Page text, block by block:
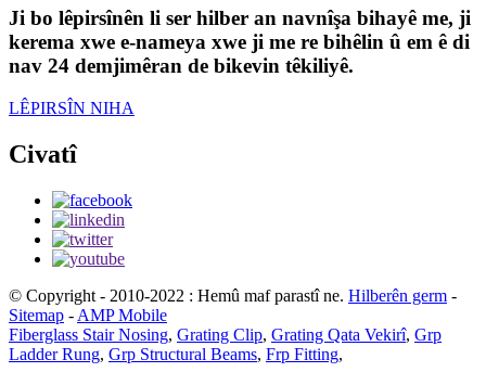
Ji bo lêpirsînên li ser hilber an navnîşa bihayê me, ji
kerema xwe e-nameya xwe ji me re bihêlin û em ê di
nav 24 demjimêran de bikevin têkiliyê.
LÊPIRSÎN NIHA
Civatî
© Copyright - 2010-2022 : Hemû maf parastî ne. Hilberên germ -
Sitemap - AMP Mobile
Fiberglass Stair Nosing, Grating Clip, Grating Qata Vekirî, Grp
Ladder Rung, Grp Structural Beams, Frp Fitting,